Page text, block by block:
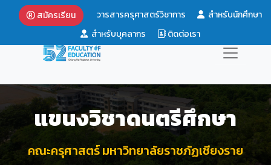
สมัครเรียน วารสารครุศาสตร์วิชาการ
สำหรับนักศึกษา
สำหรับบุคลากร
ติดต่อเรา
แขนงวิชาดนตรีศึกษา
คณะครุศาสตร์ มหาวิทยาลัยราชภัฏเชียงราย